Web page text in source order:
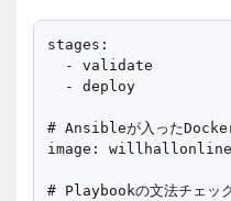
stages:
  - validate
  - deploy
# Ansibleが入ったDocker
image:
# Playbookの文法チェッ